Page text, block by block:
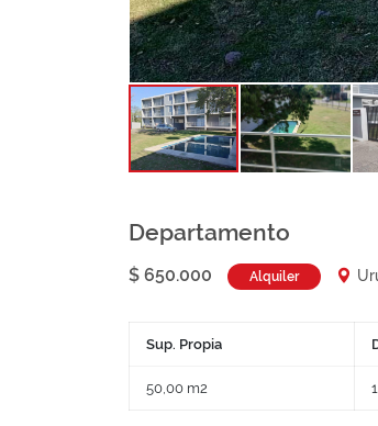
Departamento
$ 650.000 Alquiler
Sup. Propia
50,00 m2 1